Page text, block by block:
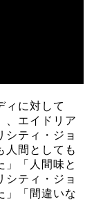
ィに対して
、エイドリア
シティ・ジョ
人間としても
」「人間味と
シティ・ジョ
」「間違いな